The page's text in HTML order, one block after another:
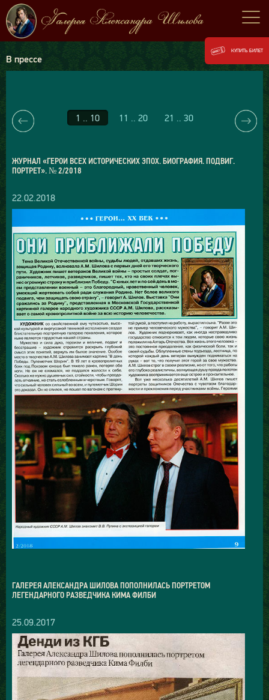
В прессе
1 .. 10 11 .. 20 21 .. 30
ЖУРНАЛ «ГЕРОИ ВСЕХ ИСТОРИЧЕСКИХ ЭПОХ. БИОГРАФИЯ. ПОДВИГ.
ПОРТРЕТ». № 2/2018
22.02.2018
ГАЛЕРЕЯ АЛЕКСАНДРА ШИЛОВА ПОПОЛНИЛАСЬ ПОРТРЕТОМ
ЛЕГЕНДАРНОГО РАЗВЕДЧИКА КИМА ФИЛБИ
25.09.2017
КУПИТЬ БИЛЕТ